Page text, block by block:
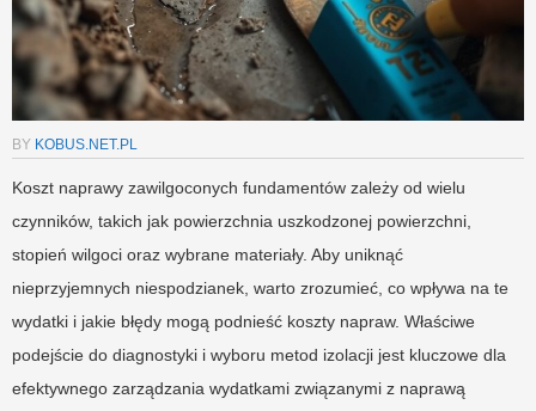
BY KOBUS.NET.PL
Koszt naprawy zawilgoconych fundamentów zależy od wielu
czynników, takich jak powierzchnia uszkodzonej powierzchni,
stopień wilgoci oraz wybrane materiały. Aby uniknąć
nieprzyjemnych niespodzianek, warto zrozumieć, co wpływa na te
wydatki i jakie błędy mogą podnieść koszty napraw. Właściwe
podejście do diagnostyki i wyboru metod izolacji jest kluczowe dla
efektywnego zarządzania wydatkami związanymi z naprawą